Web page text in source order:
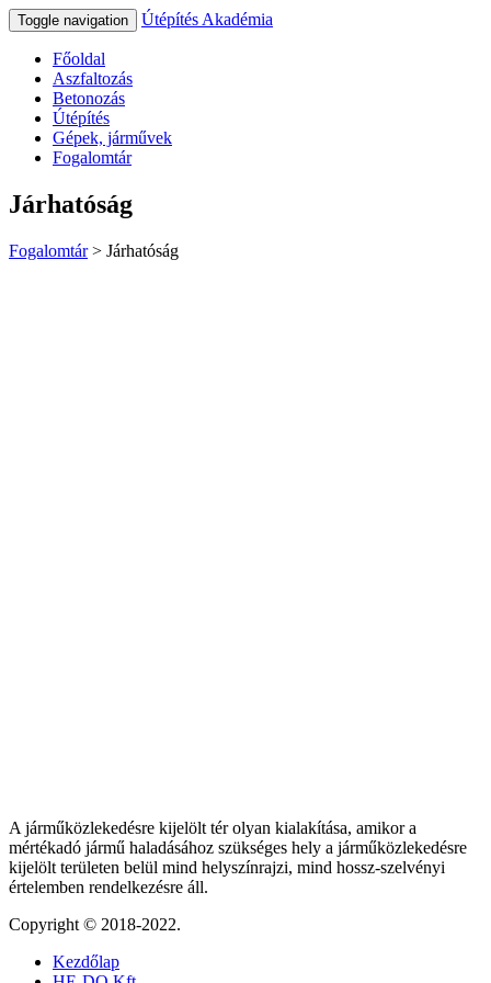
Toggle navigation Útépítés Akadémia
Főoldal
Aszfaltozás
Betonozás
Útépítés
Gépek, járművek
Fogalomtár
Járhatóság
Fogalomtár> Járhatóság
A járműközlekedésre kijelölt tér olyan kialakítása, amikor a
mértékadó jármű haladásához szükséges hely a járműközlekedésre
kijelölt területen belül mind helyszínrajzi, mind hossz-szelvényi
értelemben rendelkezésre áll.
Copyright © 2018-2022.
Kezdőlap